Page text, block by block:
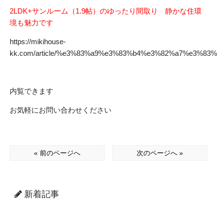
2LDK+サンルーム（1.9帖）のゆったり間取り 静かな住環
境も魅力です
https://mikihouse-
kk.com/article/
内覧できます
お気軽にお問い合わせください
« 前のページへ 次のページへ »
新着記事